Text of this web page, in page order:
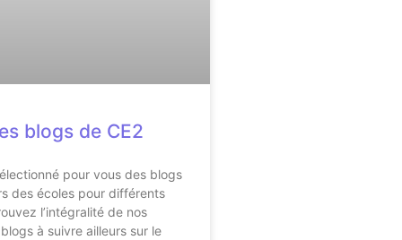
blogs de CE2
pour vous des blogs
des écoles pour différents
l’intégralité de nos
à suivre ailleurs sur le